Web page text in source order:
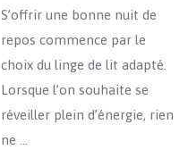
S’offrir une bonne nuit de
repos commence par le
choix du linge de lit adapté.
Lorsque l’on souhaite se
réveiller plein d’énergie, rien
ne …